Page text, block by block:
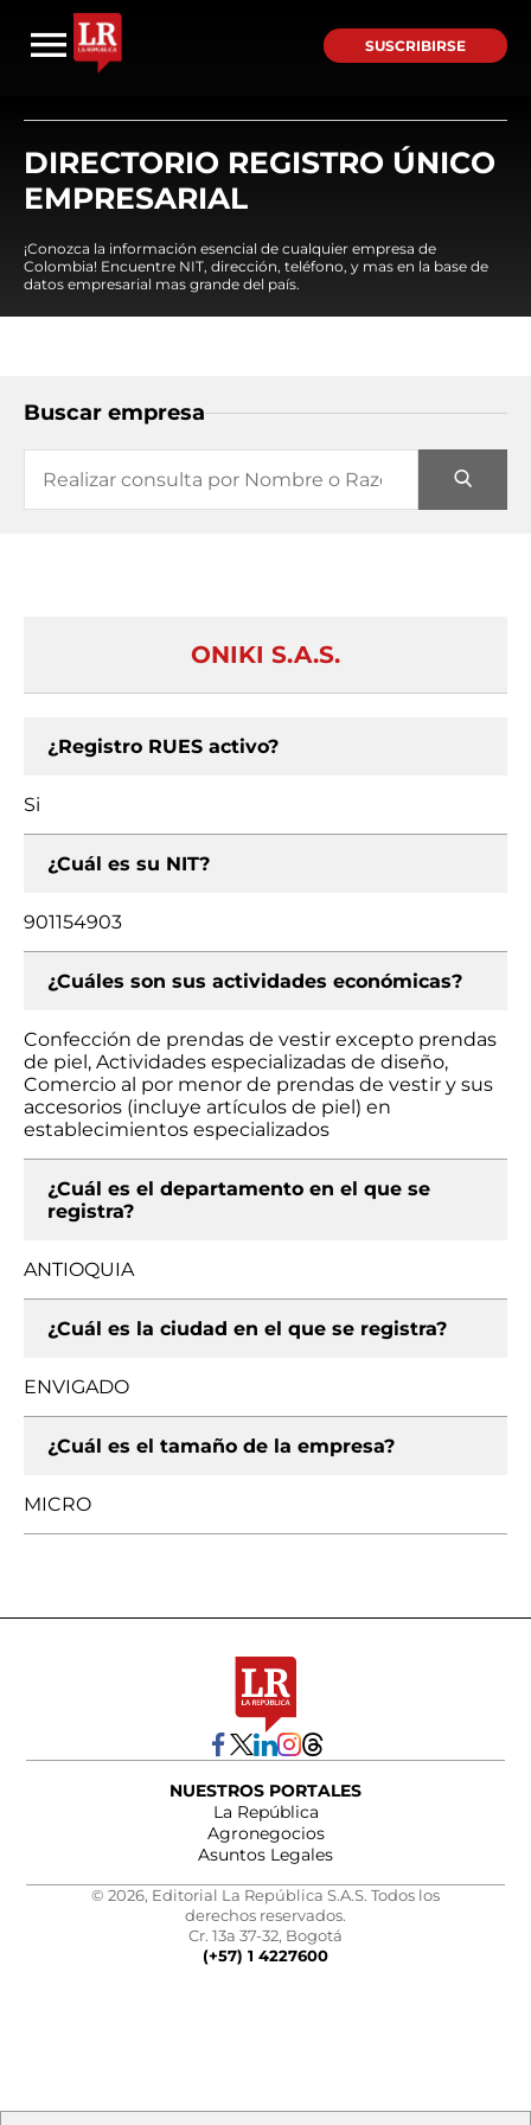
SUSCRIBIRSE
DIRECTORIO REGISTRO ÚNICO
EMPRESARIAL
¡Conozca la información esencial de cualquier empresa de
Colombia! Encuentre NIT, dirección, teléfono, y mas en la base de
datos empresarial mas grande del país.
Buscar empresa
ONIKI S.A.S.
¿Registro RUES activo?
Si
¿Cuál es su NIT?
901154903
¿Cuáles son sus actividades económicas?
Confección de prendas de vestir excepto prendas
de piel, Actividades especializadas de diseño,
Comercio al por menor de prendas de vestir y sus
accesorios (incluye artículos de piel) en
establecimientos especializados
¿Cuál es el departamento en el que se
registra?
ANTIOQUIA
¿Cuál es la ciudad en el que se registra?
ENVIGADO
¿Cuál es el tamaño de la empresa?
MICRO
NUESTROS PORTALES
La República
Agronegocios
Asuntos Legales
© 2026, Editorial La República S.A.S. Todos los
derechos reservados.
Cr. 13a 37-32, Bogotá
(+57) 1 4227600